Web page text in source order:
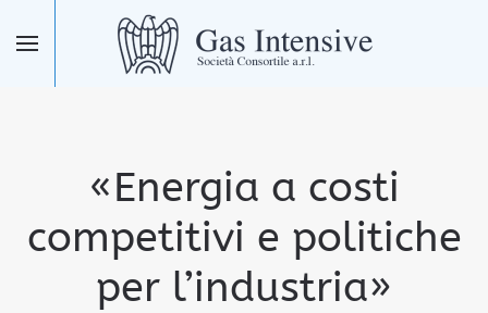
Skip to main content
«Energia a costi
competitivi e politiche
per l’industria»